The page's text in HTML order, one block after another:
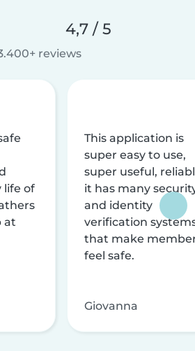
4,7 / 5
reviews
life of
at
This application is
super easy to use,
super useful,
it has many
and identity
verification
that make
feel safe.
Giovanna